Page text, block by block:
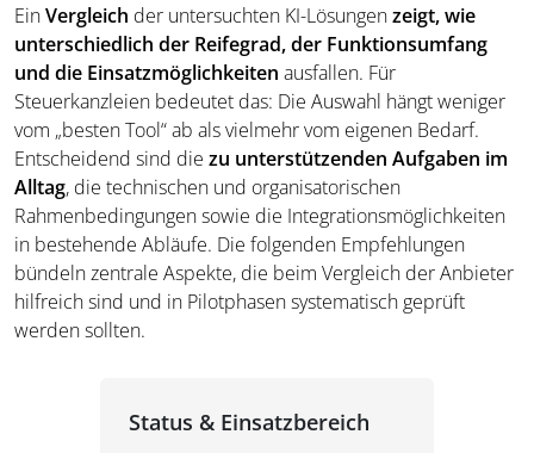
EinVergleich der untersuchten KI-Lösungenzeigt, wie
unterschiedlich der Reifegrad, der Funktionsumfang
und die Einsatzmöglichkeiten ausfallen. Für
Steuerkanzleien bedeutet das: Die Auswahl hängt weniger
vom „besten Tool“ ab als vielmehr vom eigenen Bedarf.
Entscheidend sind die zu unterstützenden Aufgaben im
Alltag, die technischen und organisatorischen
Rahmenbedingungen sowie die Integrationsmöglichkeiten
in bestehende Abläufe. Die folgenden Empfehlungen
bündeln zentrale Aspekte, die beim Vergleich der Anbieter
hilfreich sind und in Pilotphasen systematisch geprüft
werden sollten.
Status & Einsatzbereich